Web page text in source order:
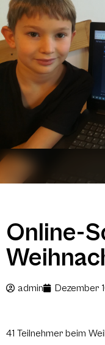
Online-
admin Dezember
41 Teilnehmer beim